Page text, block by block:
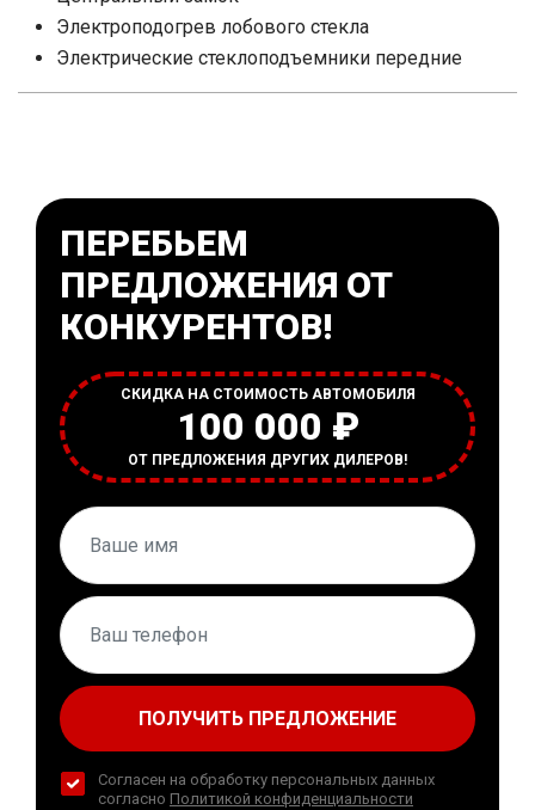
Электроподогрев лобового стекла
Электрические стеклоподъемники передние
ПЕРЕБЬЕМ
ПРЕДЛОЖЕНИЯ ОТ
КОНКУРЕНТОВ!
СКИДКА НА СТОИМОСТЬ АВТОМОБИЛЯ
100 000 ₽
ОТ ПРЕДЛОЖЕНИЯ ДРУГИХ ДИЛЕРОВ!
ПОЛУЧИТЬ ПРЕДЛОЖЕНИЕ
Согласен на обработку персональных данных
согласно Политикой конфиденциальности